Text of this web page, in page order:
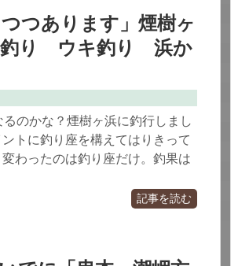
つあります」煙樹ヶ
釣り ウキ釣り 浜か
のかな？煙樹ヶ浜に釣行しまし
トに釣り座を構えてはりきって
わったのは釣り座だけ。釣果は
記事を読む